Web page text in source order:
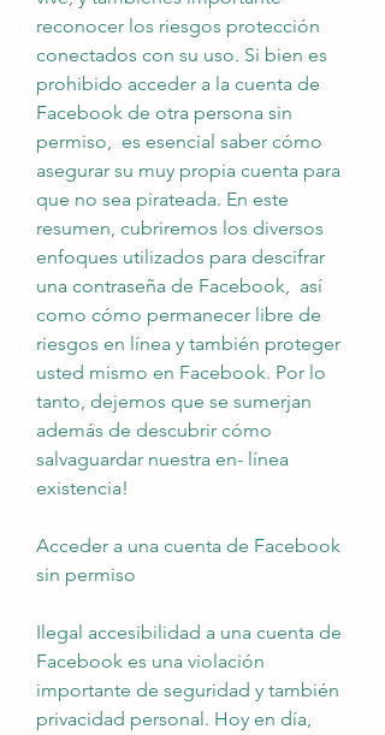
reconocer los riesgos protección
conectados con su uso. Si bien es
prohibido acceder a la cuenta de
Facebook de otra persona sin
permiso,  es esencial saber cómo
asegurar su muy propia cuenta para
que no sea pirateada. En este
resumen, cubriremos los diversos
enfoques utilizados para descifrar
una contraseña de Facebook,  así
como cómo permanecer libre de
riesgos en línea y también proteger
usted mismo en Facebook. Por lo
tanto, dejemos que se sumerjan
además de descubrir cómo
salvaguardar nuestra en- línea
existencia!
Acceder a una cuenta de Facebook
sin permiso
Ilegal accesibilidad a una cuenta de
Facebook es una violación
importante de seguridad y también
privacidad personal. Hoy en día,